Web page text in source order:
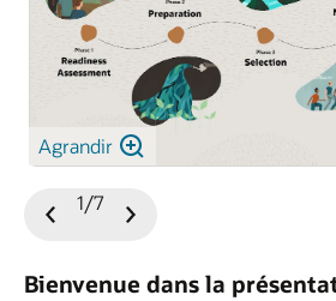
Agrandir
Bienvenue dans la
Diapositive
1/7